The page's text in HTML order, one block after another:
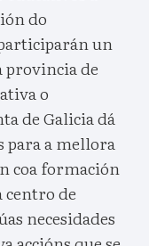
do
un
provincia de
o
de Galicia dá
para a mellora
coa formación
centro de
necesidades